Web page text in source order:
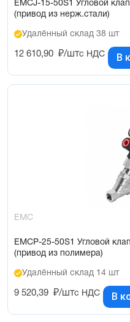
EMCJ-15-50S1 Угловой
(привод из нерж.стали)
Удалённый склад 38 шт
12 610,90 ₽/штс НДС В
EMC
EMCP-25-50S1 Угловой
(привод из полимера)
Удалённый склад 14 шт
9 520,39 ₽/штс НДС В